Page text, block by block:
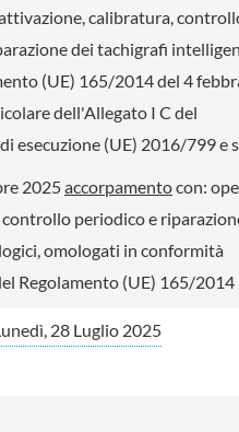
calibratura,
dei tachigrafi
(UE) 165/2014 del 4
dell'Allegato I C del
esecuzione (UE) 2016/799 e
2025accorpamentocon:
periodico e
omologati in conformità
Regolamento (UE) 165/2014
28 Luglio 2025